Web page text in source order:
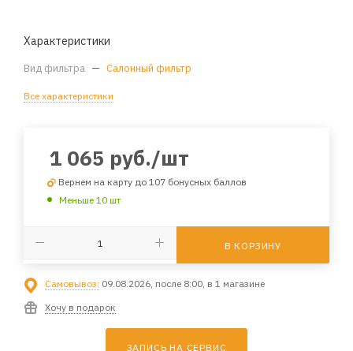
Характеристики
Вид фильтра — Салонный фильтр
Все характеристики
1 065 руб./шт
Вернем на карту до 107 бонусных баллов
Меньше 10 шт
В КОРЗИНУ
Самовывоз: 09.08.2026, после 8:00, в 1 магазине
Хочу в подарок
ЗАПИСЬ НА СЕРВИС